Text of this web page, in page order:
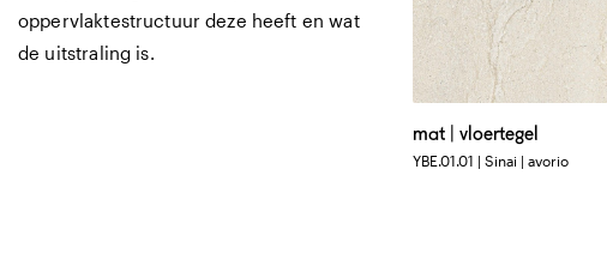
oppervlaktestructuur deze heeft en wat
de uitstraling is.
mat | vloertegel
YBE.01.01 | Sinai | avorio